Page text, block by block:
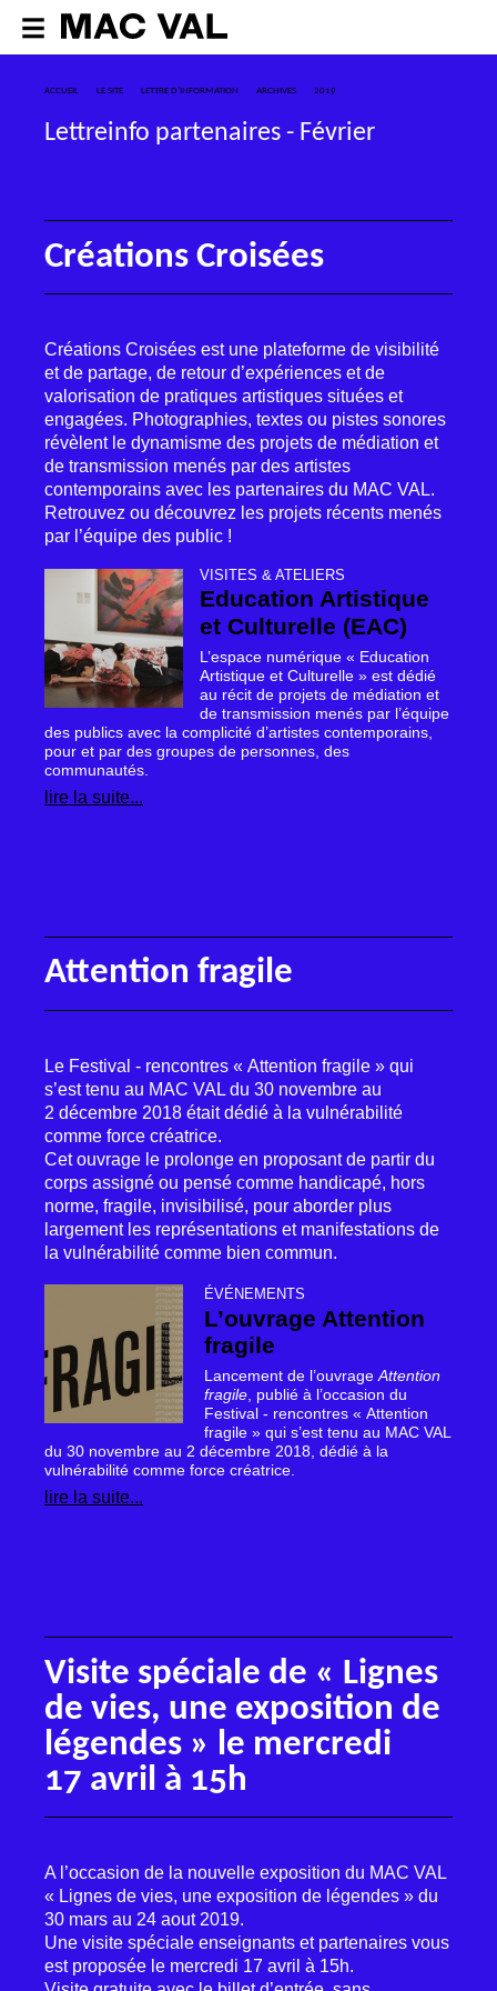
ACCUEIL LE SITE LETTRE D’INFORMATION ARCHIVES 2019
Lettreinfo partenaires - Février
Créations Croisées
Créations Croisées est une plateforme de visibilité
et de partage, de retour d’expériences et de
valorisation de pratiques artistiques situées et
engagées. Photographies, textes ou pistes sonores
révèlent le dynamisme des projets de médiation et
de transmission menés par des artistes
contemporains avec les partenaires du MAC VAL.
Retrouvez ou découvrez les projets récents menés
par l’équipe des public !
VISITES & ATELIERS
Education Artistique
et Culturelle (EAC)
L’espace numérique « Education
Artistique et Culturelle » est dédié
au récit de projets de médiation et
de transmission menés par l’équipe
des publics avec la complicité d’artistes contemporains,
pour et par des groupes de personnes, des
communautés.
lire la suite...
Attention fragile
Le Festival - rencontres « Attention fragile » qui
s’est tenu au MAC VAL du 30 novembre au
2 décembre 2018 était dédié à la vulnérabilité
comme force créatrice.
Cet ouvrage le prolonge en proposant de partir du
corps assigné ou pensé comme handicapé, hors
norme, fragile, invisibilisé, pour aborder plus
largement les représentations et manifestations de
la vulnérabilité comme bien commun.
ÉVÉNEMENTS
L’ouvrage Attention
fragile
Lancement de l’ouvrageAttention
fragile, publié à l’occasion du
Festival - rencontres « Attention
fragile » qui s’est tenu au MAC VAL
du 30 novembre au 2 décembre 2018, dédié à la
vulnérabilité comme force créatrice.
lire la suite...
Visite spéciale de « Lignes
de vies, une exposition de
légendes » le mercredi
17 avril à 15h
A l’occasion de la nouvelle exposition du MAC VAL
« Lignes de vies, une exposition de légendes » du
30 mars au 24 aout 2019.
Une visite spéciale enseignants et partenaires vous
est proposée le mercredi 17 avril à 15h.